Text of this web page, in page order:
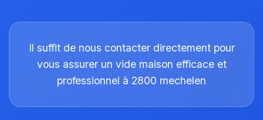
Il suffit de nous contacter directement pour
vous assurer un vide maison efficace et
professionnel à 2800 mechelen